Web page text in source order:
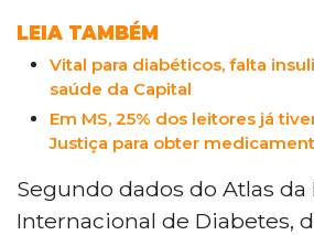
LEIA TAMBÉM
Vital para diabéticos, falta
saúde da Capital
Em MS, 25% dos leitores já
Justiça para obter
Segundo dados do Atlas da
Internacional de Diabetes,